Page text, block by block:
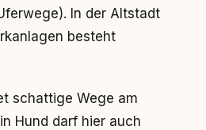
In der Altstadt
besteht
schattige Wege am
Hund darf hier auch